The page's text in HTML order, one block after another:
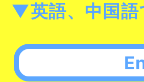
▼英語、中国語